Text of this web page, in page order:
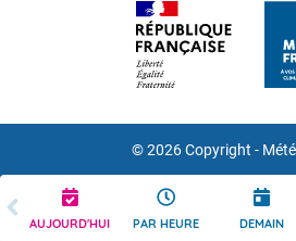
AUJOURD'HUI PAR HEURE DEMAIN
© 2026 Copyright -